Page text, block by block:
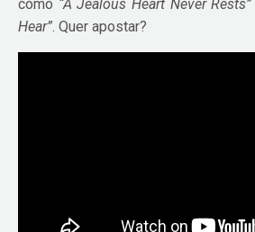
como “A Jealous Heart Never Rests”
Hear”. Quer apostar?